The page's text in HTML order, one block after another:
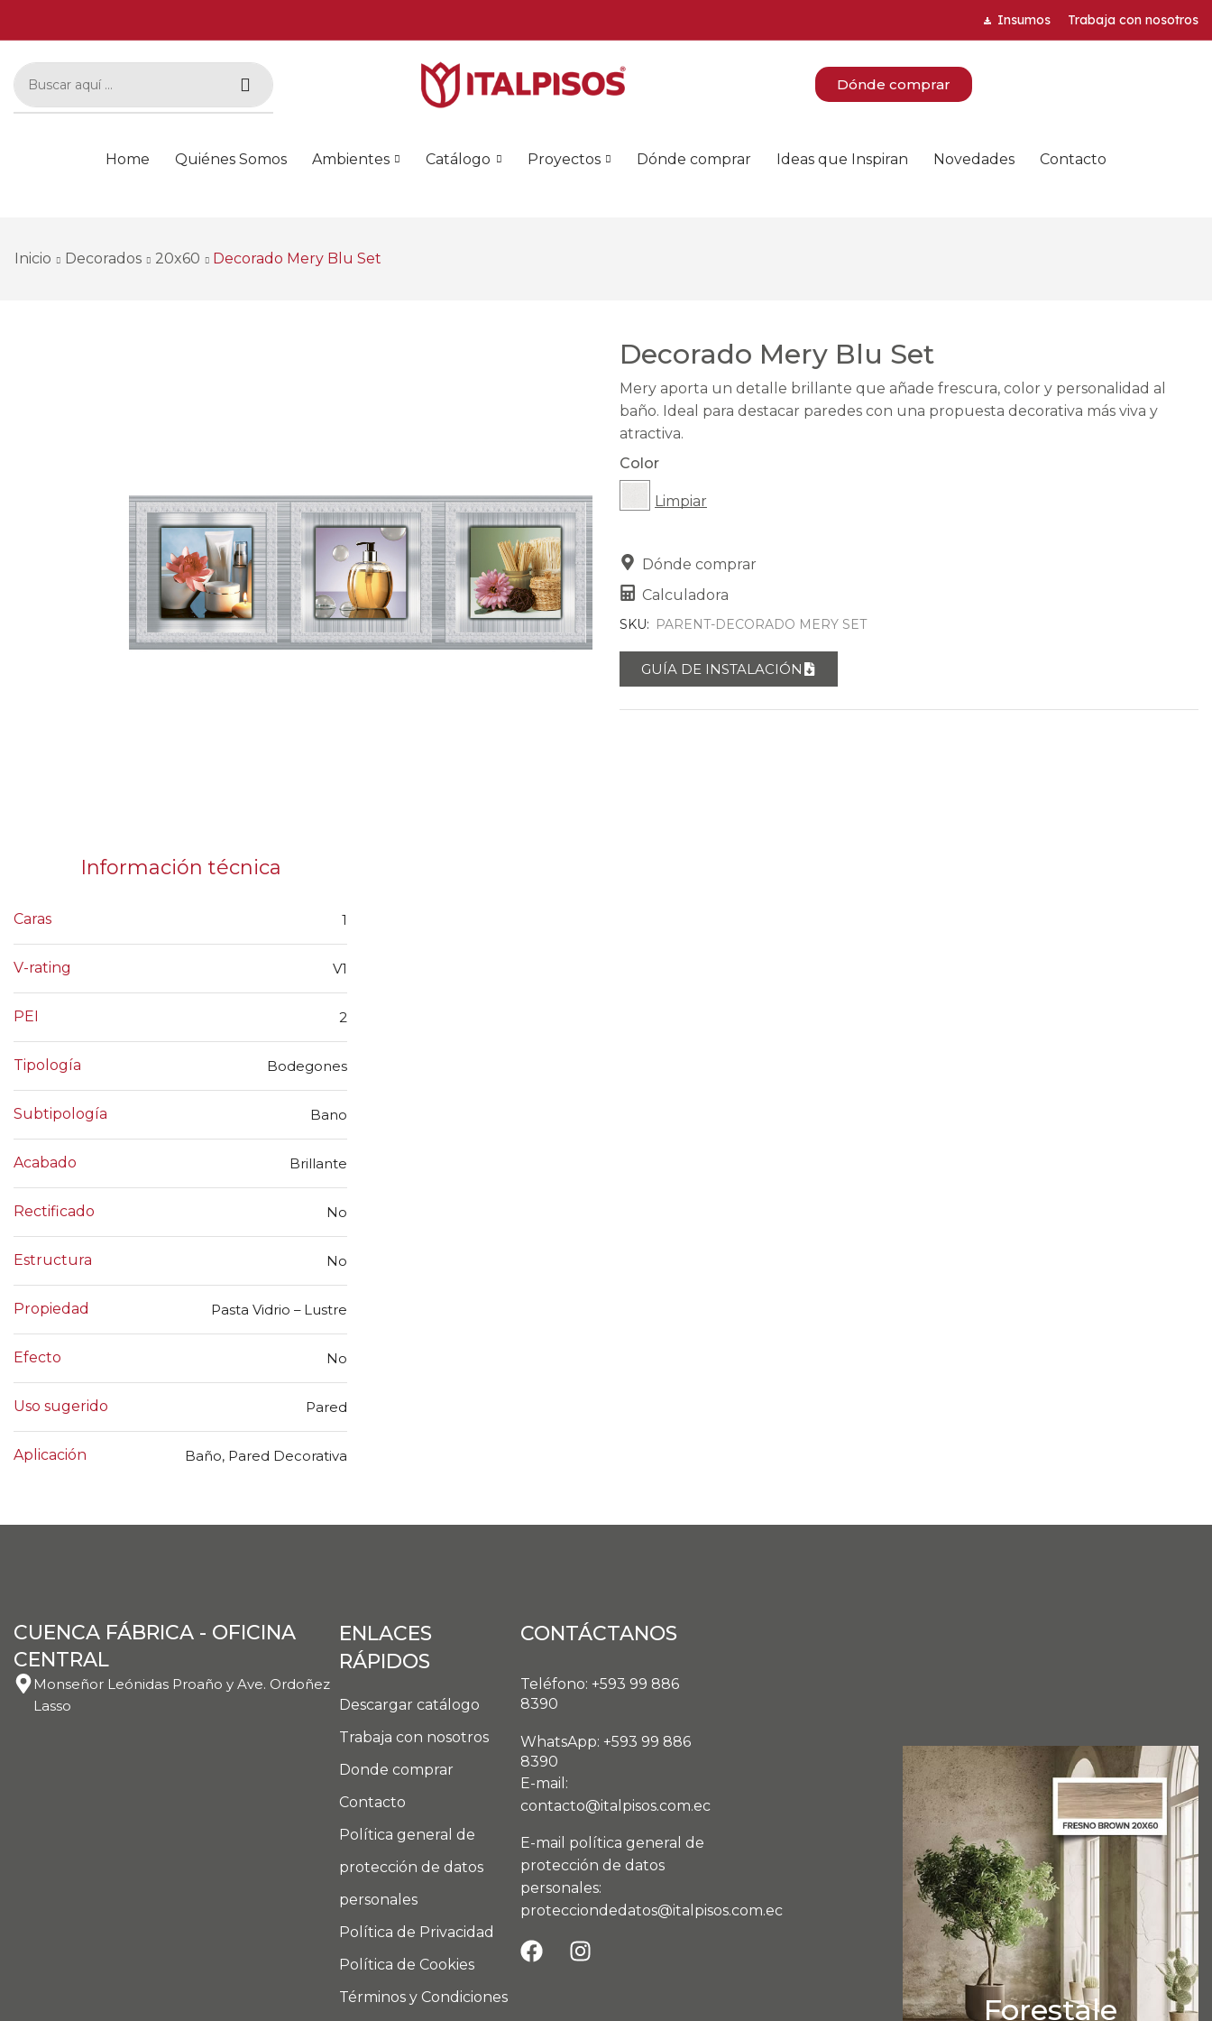
Insumos Trabaja con nosotros
Dónde comprar
Home Quiénes Somos Ambientes Catálogo Proyectos Dónde comprar Ideas que Inspiran Novedades Contacto
Inicio Decorados 20x60 Decorado Mery Blu Set
Decorado Mery Blu Set
Mery aporta un detalle brillante que añade frescura, color y personalidad al
baño. Ideal para destacar paredes con una propuesta decorativa más viva y
atractiva.
Color
Limpiar
Dónde comprar
Calculadora
SKU: PARENT-DECORADO MERY SET
GUÍA DE INSTALACIÓN
Información técnica
Caras 1
V-rating V1
PEI 2
Tipología Bodegones
Subtipología Bano
Acabado Brillante
Rectificado No
Estructura No
Propiedad Pasta Vidrio – Lustre
Efecto No
Uso sugerido Pared
Aplicación Baño, Pared Decorativa
CUENCA FÁBRICA - OFICINA
CENTRAL
Monseñor Leónidas Proaño y Ave. Ordoñez
Lasso
ENLACES
RÁPIDOS
Descargar catálogo
Trabaja con nosotros
Donde comprar
Contacto
Política general de
protección de datos
personales
Política de Privacidad
Política de Cookies
Términos y Condiciones
CONTÁCTANOS
Teléfono: +593 99 886
8390
WhatsApp: +593 99 886
8390
E-mail:
contacto@italpisos.com.ec
E-mail política general de
protección de datos
personales:
protecciondedatos@italpisos.com.ec
Forestale